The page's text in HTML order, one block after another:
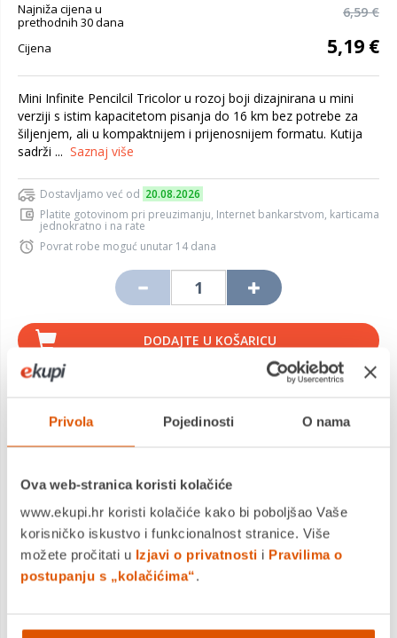
Privola Pojedinosti O nama
Ova web-stranica koristi kolačiće
www.ekupi.hr koristi kolačiće kako bi poboljšao Vaše
korisničko iskustvo i funkcionalnost stranice. Više
možete pročitati u Izjavi o privatnosti i Pravilima o
postupanju s „kolačićima“.
Najniža cijena u
prethodnih 30 dana
6,59 €
Cijena 5,19 €
Mini Infinite Pencilcil Tricolor u rozoj boji dizajnirana u mini
verziji s istim kapacitetom pisanja do 16 km bez potrebe za
šiljenjem, ali u kompaktnijem i prijenosnijem formatu. Kutija
sadrži ... Saznaj više
Dostavljamo već od 20.08.2026
Platite gotovinom pri preuzimanju, Internet bankarstvom, karticama
jednokratno i na rate
Povrat robe moguć unutar 14 dana
DODAJTE U KOŠARICU
MOGLO BI VAS ZANIMATI I OVO